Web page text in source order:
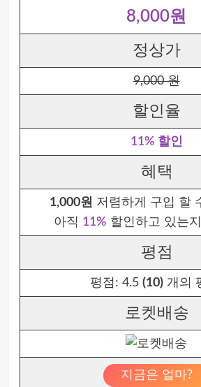
8,000원
정상가
9,000 원
할인율
11% 할인
혜택
1,000원 저렴하게 구입 할
아직 11% 할인하고 있는
평점
평점: 4.5 (10)개의
로켓배송
지금은 얼마?